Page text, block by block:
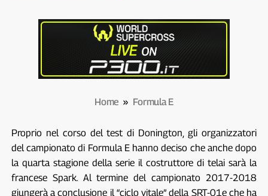
Home » Formula E
Proprio nel corso del test di Donington, gli organizzatori
del campionato di Formula E hanno deciso che anche dopo
la quarta stagione della serie il costruttore di telai sarà la
francese Spark. Al termine del campionato 2017-2018
giungerà a conclusione il “ciclo vitale” della SRT-01e che ha